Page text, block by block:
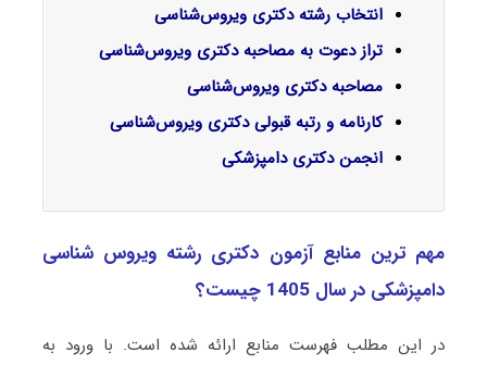
انتخاب رشته دکتری ویروس‌‌شناسی
تراز دعوت به مصاحبه دکتری ویروس‌‌شناسی
مصاحبه دکتری ویروس‌‌شناسی
کارنامه و رتبه قبولی دکتری ویروس‌‌شناسی
انجمن دکتری دامپزشکی
مهم ترین منابع آزمون دکتری رشته ویروس ‌شناسی
دامپزشکی در سال 1405 چیست؟
در این مطلب فهرست منابع ارائه شده است. با ورود به